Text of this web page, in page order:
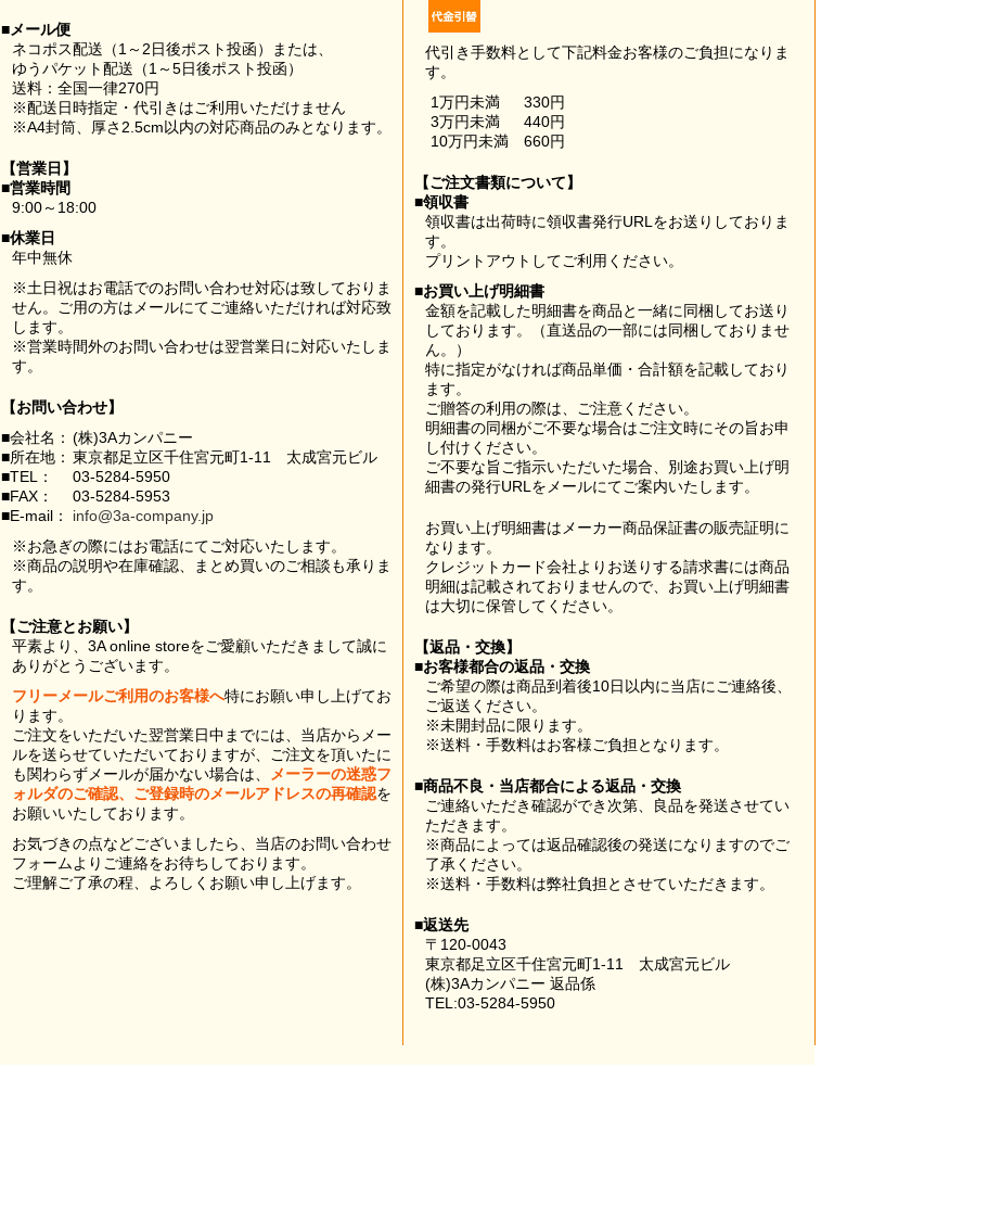
■メール便
ネコポス配送（1～2日後ポスト投函）または、
ゆうパケット配送（1～5日後ポスト投函）
送料：全国一律270円
※配送日時指定・代引きはご利用いただけません
※A4封筒、厚さ2.5cm以内の対応商品のみとなります。
【営業日】
■営業時間
9:00～18:00
■休業日
年中無休
※土日祝はお電話でのお問い合わせ対応は致しておりま
せん。ご用の方はメールにてご連絡いただければ対応致
します。
※営業時間外のお問い合わせは翌営業日に対応いたしま
す。
【お問い合わせ】
■会社名： (株)3Aカンパニー
■所在地： 東京都足立区千住宮元町1-11 太成宮元ビル
■TEL：
03-5284-5950
■FAX：
03-5284-5953
■E-mail：
info@3a-company.jp
※お急ぎの際にはお電話にてご対応いたします。
※商品の説明や在庫確認、まとめ買いのご相談も承りま
す。
【ご注意とお願い】
平素より、3A online storeをご愛顧いただきまして誠に
ありがとうございます。
フリーメールご利用のお客様へ特にお願い申し上げてお
ります。
ご注文をいただいた翌営業日中までには、当店からメー
ルを送らせていただいておりますが、ご注文を頂いたに
も関わらずメールが届かない場合は、
メーラーの迷惑フ
ォルダのご確認、ご登録時のメールアドレスの再確認を
お願いいたしております。
お気づきの点などございましたら、当店のお問い合わせ
フォームよりご連絡をお待ちしております。
ご理解ご了承の程、よろしくお願い申し上げます。
代引き手数料として下記料金お客様のご負担になりま
す。
1万円未満
330円
3万円未満
440円
10万円未満
660円
【ご注文書類について】
■領収書
領収書は出荷時に領収書発行URLをお送りしておりま
す。
プリントアウトしてご利用ください。
■お買い上げ明細書
金額を記載した明細書を商品と一緒に同梱してお送り
しております。（直送品の一部には同梱しておりませ
ん。）
特に指定がなければ商品単価・合計額を記載しており
ます。
ご贈答の利用の際は、ご注意ください。
明細書の同梱がご不要な場合はご注文時にその旨お申
し付けください。
ご不要な旨ご指示いただいた場合、別途お買い上げ明
細書の発行URLをメールにてご案内いたします。
お買い上げ明細書はメーカー商品保証書の販売証明に
なります。
クレジットカード会社よりお送りする請求書には商品
明細は記載されておりませんので、お買い上げ明細書
は大切に保管してください。
【返品・交換】
■お客様都合の返品・交換
ご希望の際は商品到着後10日以内に当店にご連絡後、
ご返送ください。
※未開封品に限ります。
※送料・手数料はお客様ご負担となります。
■商品不良・当店都合による返品・交換
ご連絡いただき確認ができ次第、良品を発送させてい
ただきます。
※商品によっては返品確認後の発送になりますのでご
了承ください。
※送料・手数料は弊社負担とさせていただきます。
■返送先
〒120-0043
東京都足立区千住宮元町1-11 太成宮元ビル
(株)3Aカンパニー 返品係
TEL:03-5284-5950